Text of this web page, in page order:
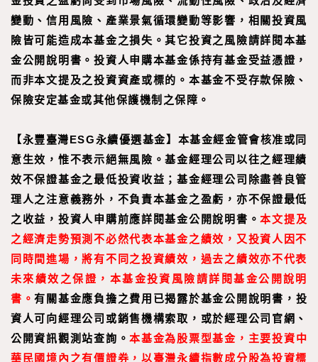
變動、信用風險、產業景氣循環變動等影響，相關投資風
險皆可能造成本基金之損失。其它投資之風險請詳閱本基
金公開說明書。投資人申購本基金係持有基金受益憑證，
而非本文提及之投資資產或標的。本基金不受存款保險、
保險安定基金或其他保護機制之保障。
【永豐臺灣ESG永續優選基金】本基金經金管會核准或同
意生效，惟不表示絕無風險。基金經理公司以往之經理績
效不保證基金之最低投資收益；基金經理公司除盡善良管
理人之注意義務外，不負責本基金之盈虧，亦不保證最低
之收益，投資人申購前應詳閱基金公開說明書。本文提及
之經濟走勢預測不必然代表本基金之績效，又投資人因不
同時間進場，將有不同之投資績效，過去之績效亦不代表
未來績效之保證，本基金投資風險請詳閱基金公開說明
書。有關基金應負擔之費用已揭露於基金公開說明書，投
資人可向經理公司或銷售機構索取，或於經理公司官網、
公開資訊觀測站查詢。本基金為股票型基金，主要投資中
華民國境內之有價證券，以臺灣永續指數成分股為投資標